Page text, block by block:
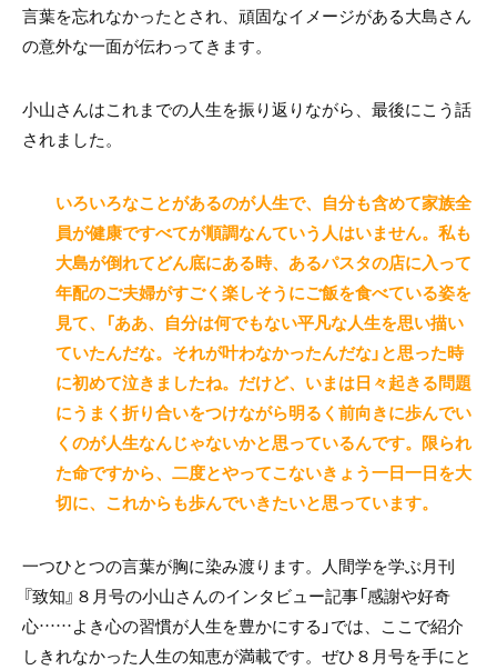
言葉を忘れなかったとされ、頑固なイメージがある大島さん
の意外な一面が伝わってきます。
小山さんはこれまでの人生を振り返りながら、最後にこう話
されました。
いろいろなことがあるのが人生で、自分も含めて家族全
員が健康ですべてが順調なんていう人はいません。私も
大島が倒れてどん底にある時、あるパスタの店に入って
年配のご夫婦がすごく楽しそうにご飯を食べている姿を
見て、「ああ、自分は何でもない平凡な人生を思い描い
ていたんだな。それが叶わなかったんだな」と思った時
に初めて泣きましたね。だけど、いまは日々起きる問題
にうまく折り合いをつけながら明るく前向きに歩んでい
くのが人生なんじゃないかと思っているんです。限られ
た命ですから、二度とやってこないきょう一日一日を大
切に、これからも歩んでいきたいと思っています。
一つひとつの言葉が胸に染み渡ります。人間学を学ぶ月刊
『致知』８月号の小山さんのインタビュー記事「感謝や好奇
心……よき心の習慣が人生を豊かにする」では、ここで紹介
しきれなかった人生の知恵が満載です。ぜひ８月号を手にと